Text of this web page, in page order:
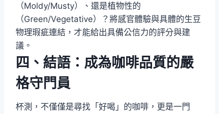
（Moldy/Musty）、還是植物性的
（Green/Vegetative）？將感官體驗與具體的生豆
物理瑕疵連結，才能給出具備公信力的評分與建
議。
四、結語：成為咖啡品質的嚴
格守門員
杯測，不僅僅是尋找「好喝」的咖啡，更是一門